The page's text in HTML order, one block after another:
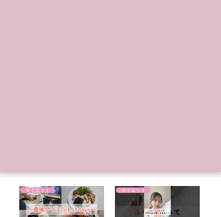
ダイエット ダイエット